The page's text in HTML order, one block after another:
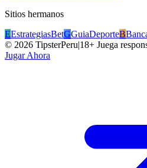
Sitios hermanos
EEstrategiasBetGGuiaDeporteB
© 2026 TipsterPeru|18+ Juega
Jugar Ahora